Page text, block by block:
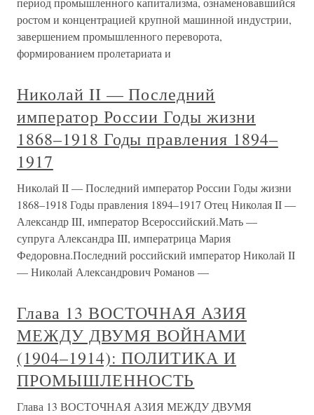
ростом и концентрацией крупной машинной индустрии,
завершением промышленного переворота,
формированием пролетариата и
Николай II — Последний
император России Годы жизни
1868–1918 Годы правления 1894–
1917
Николай II — Последний император России Годы жизни
1868–1918 Годы правления 1894–1917 Отец Николая II —
Александр III, император Всероссийский.Мать —
супруга Александра III, императрица Мария
Федоровна.Последний российский император Николай II
— Николай Александрович Романов —
Глава 13 ВОСТОЧНАЯ АЗИЯ
МЕЖДУ ДВУМЯ ВОЙНАМИ
(1904–1914): ПОЛИТИКА И
ПРОМЫШЛЕННОСТЬ
Глава 13 ВОСТОЧНАЯ АЗИЯ МЕЖДУ ДВУМЯ